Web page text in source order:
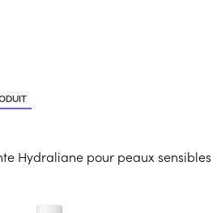
Hydraliane pour peaux sensibles